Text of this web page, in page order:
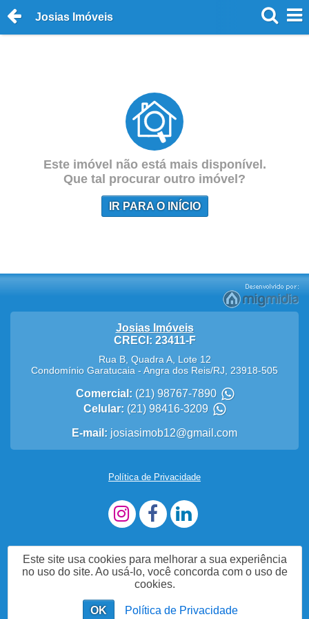
Josias Imóveis
Este imóvel não está mais disponível.
Que tal procurar outro imóvel?
IR PARA O INÍCIO
Josias Imóveis
CRECI: 23411-F
Rua B, Quadra A, Lote 12
Condomínio Garatucaia -Angra dos Reis/RJ 23918-505
Comercial: (21) 98767-7890
Celular: (21) 98416-3209
E-mail: josiasimob12@gmail.com
Política de Privacidade
Este site usa cookies para melhorar a sua experiência
no uso do site. Ao usá-lo, você concorda com o uso de
cookies.
OK Política de Privacidade